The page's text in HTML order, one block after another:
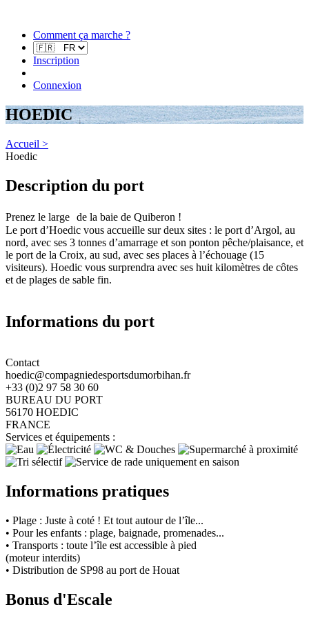
Comment ça marche ?
Inscription
Connexion
HOEDIC
Accueil >
Hoedic
Description du port
Prenez le large de la baie de Quiberon !
Le port d’Hoedic vous accueille sur deux sites : le port d’Argol, au
nord, avec ses 3 tonnes d’amarrage et son ponton pêche/plaisance, et
le port de la Croix, au sud, avec ses places à l’échouage (15
visiteurs). Hoedic vous surprendra avec ses huit kilomètres de côtes
et de plages de sable fin.
Informations du port
Contact
hoedic@compagniedesportsdumorbihan.fr
+33 (0)2 97 58 30 60
BUREAU DU PORT
56170 HOEDIC
FRANCE
Services et équipements :
Informations pratiques
• Plage : Juste à coté ! Et tout autour de l’île...
• Pour les enfants : plage, baignade, promenades...
• Transports : toute l’île est accessible à pied
(moteur interdits)
• Distribution de SP98 au port de Houat
Bonus d'Escale